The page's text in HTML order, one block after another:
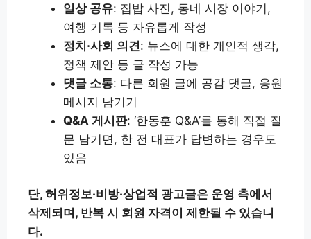
일상 공유: 집밥 사진, 동네 시장 이야기,
여행 기록 등 자유롭게 작성
정치·사회 의견: 뉴스에 대한 개인적 생각,
정책 제안 등 글 작성 가능
댓글 소통: 다른 회원 글에 공감 댓글, 응원
메시지 남기기
Q&A 게시판: ‘한동훈 Q&A’를 통해 직접 질
문 남기면, 한 전 대표가 답변하는 경우도
있음
단, 허위정보·비방·상업적 광고글은 운영 측에서
삭제되며, 반복 시 회원 자격이 제한될 수 있습니
다.